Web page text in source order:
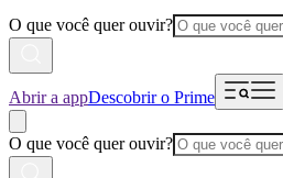
O que você quer ouvir?
Abrir a appDescobrir o Prime
O que você quer ouvir?